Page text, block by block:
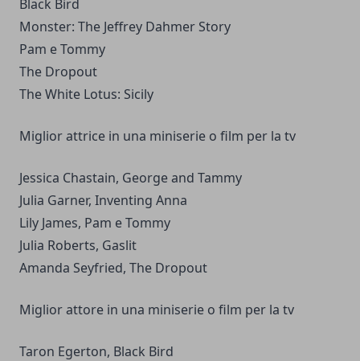
Black Bird
Monster: The Jeffrey Dahmer Story
Pam e Tommy
The Dropout
The White Lotus: Sicily
Miglior attrice in una miniserie o film per la tv
Jessica Chastain, George and Tammy
Julia Garner, Inventing Anna
Lily James, Pam e Tommy
Julia Roberts, Gaslit
Amanda Seyfried, The Dropout
Miglior attore in una miniserie o film per la tv
Taron Egerton, Black Bird